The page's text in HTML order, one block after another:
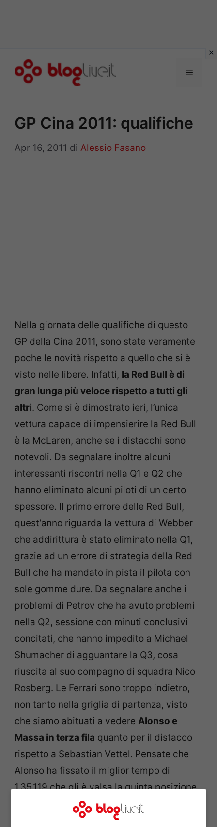
Menu
GP Cina 2011: qualifiche
Apr 16, 2011 di Alessio Fasano
Nella giornata delle qualifiche di questo
GP della Cina 2011, sono state veramente
poche le novità rispetto a quello che si è
visto nelle libere. Infatti, la Red Bull è di
gran lunga più veloce rispetto a tutti gli
altri. Come si è dimostrato ieri, l’unica
vettura capace di impensierire la Red Bull
è la McLaren, anche se i distacchi sono
notevoli. Da segnalare inoltre alcuni
interessanti riscontri nella Q1 e Q2 che
hanno eliminato alcuni piloti di un certo
spessore. Il primo errore delle Red Bull,
quest’anno riguarda la vettura di Webber
che addirittura è stato eliminato nella Q1,
grazie ad un errore di strategia della Red
Bull che ha mandato in pista il pilota con
sole gomme dure. Da segnalare anche i
problemi di Petrov che ha avuto problemi
nella Q2, sessione con minuti conclusivi
concitati, che hanno impedito a Michael
Shumacher di agguantare la Q3, cosa
riuscita al suo compagno di squadra Nico
Rosberg. Le Ferrari sono troppo indietro,
non tanto nella griglia di partenza, visto
che siamo abituati a vedere Alonso e
Massa in terza fila quanto per il distacco
rispetto a Sebastian Vettel. Pensate che
Alonso ha fissato il miglior tempo di
1.35.119 che gli è valsa la quinta posizione,
mentre Felipe Massa di poco più lento con
1.35.145 partirà dalla sesta posizione.